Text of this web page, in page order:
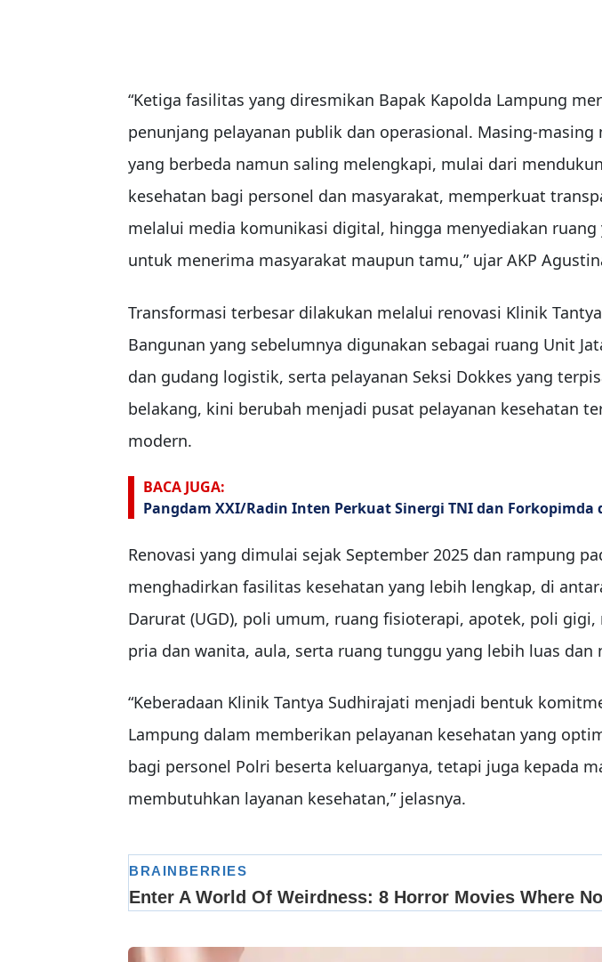
“Ketiga fasilitas yang diresmikan Bapak Kapolda Lampung
penunjang pelayanan publik dan operasional. Masing-
yang berbeda namun saling melengkapi, mulai dari
kesehatan bagi personel dan masyarakat, memperkuat
melalui media komunikasi digital, hingga menyediakan ruang
untuk menerima masyarakat maupun tamu,” ujar AKP
Transformasi terbesar dilakukan melalui renovasi Klinik
Bangunan yang sebelumnya digunakan sebagai ruang Unit
dan gudang logistik, serta pelayanan Seksi Dokkes yang
belakang, kini berubah menjadi pusat pelayanan kesehatan
modern.
BACA JUGA:
Pangdam XXI/Radin Inten Perkuat Sinergi TNI dan Forkopimda
Renovasi yang dimulai sejak September 2025 dan rampung
menghadirkan fasilitas kesehatan yang lebih lengkap, di
Darurat (UGD), poli umum, ruang fisioterapi, apotek, poli
pria dan wanita, aula, serta ruang tunggu yang lebih luas dan
“Keberadaan Klinik Tantya Sudhirajati menjadi bentuk
Lampung dalam memberikan pelayanan kesehatan yang
bagi personel Polri beserta keluarganya, tetapi juga kepada
membutuhkan layanan kesehatan,” jelasnya.